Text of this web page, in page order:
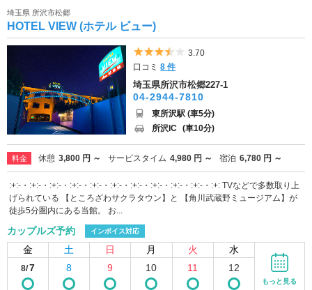
埼玉県 所沢市松郷
HOTEL VIEW (ホテル ビュー)
5つ星のうち3.5
3.70
口コミ8 件
埼玉県所沢市松郷227-1
04-2944-7810
東所沢駅 (車5分)
所沢IC (車10分)
料金 休憩 3,800 円 ～ サービスタイム 4,980 円 ～ 宿泊 6,780 円 ～
:+:-・:+:-・:+:-・:+:-・:+:-・:+:-・:+:-・:+:-・:+:-・:+:-・:+: TVなどで多数取り上
げられている 【ところざわサクラタウン】と 【角川武蔵野ミュージアム】が
徒歩5分圏内にある当館。 お...
カップルズ予約 インボイス対応
金 土 日 月 火 水
8/7 8 9 10 11 12
もっと見る